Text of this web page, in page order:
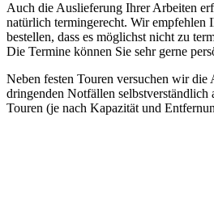
Auch die Auslieferung Ihrer Arbeiten
natürlich termingerecht. Wir empfehlen
bestellen, dass es möglichst nicht zu
Die Termine können Sie sehr gerne
Neben festen Touren versuchen wir
dringenden Notfällen selbstverständlich
Touren (je nach Kapazität und